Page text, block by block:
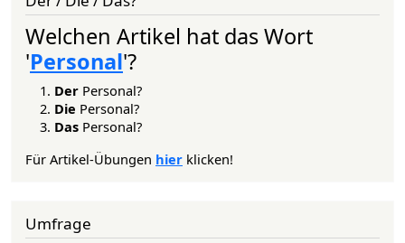
Welchen Artikel hat das Wort
'Personal'?
Der Personal?
Die Personal?
Das Personal?
Für Artikel-Übungen hier klicken!
Umfrage